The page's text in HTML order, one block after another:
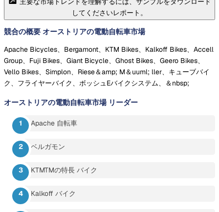
してくださいレポート。
競合の概要 オーストリアの電動自転車市場
Apache Bicycles、Bergamont、KTM Bikes、Kalkoff Bikes、Accell
Group、Fuji Bikes、Giant Bicycle、Ghost Bikes、Geero Bikes、
Vello Bikes、Simplon、Riese＆amp; M＆uuml; ller、キューブバイ
ク、フライヤーバイク、ボッシュEバイクシステム、＆nbsp;
オーストリアの電動自転車市場 リーダー
Apache 自転車
ベルガモン
KTMTMの特長 バイク
Kalkoff バイク